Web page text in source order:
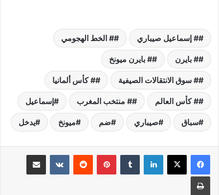
# إسماعيل صيباري # الخط الهجومي
# بايرن # بايرن ميونخ
# سوق الانتقالات الصيفية # كأس ألمانيا
# كأس العالم # منتخب المغرب إسماعيل
سباق صيباري ضم ميونخ يدخل
لينكدإن بينتيريست مشاركة عبر البريد
طباعة